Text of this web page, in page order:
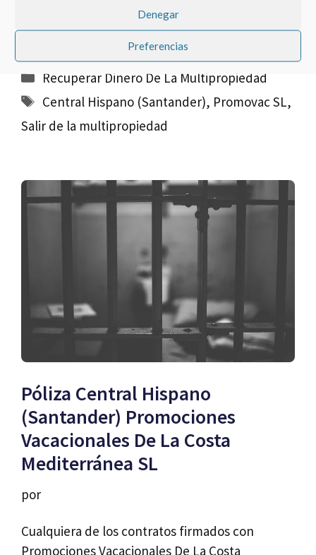
Denegar
Preferencias
(Santander) pueden ser demandados por ser a
Categorías
Recuperar Dinero De La Multipropiedad
Etiquetas
Central Hispano (Santander), Promovac SL,
Salir de la multipropiedad
Póliza Central Hispano
(Santander) Promociones
Vacacionales De La Costa
Mediterránea SL
por
Cualquiera de los contratos firmados con
Promociones Vacacionales De La Costa